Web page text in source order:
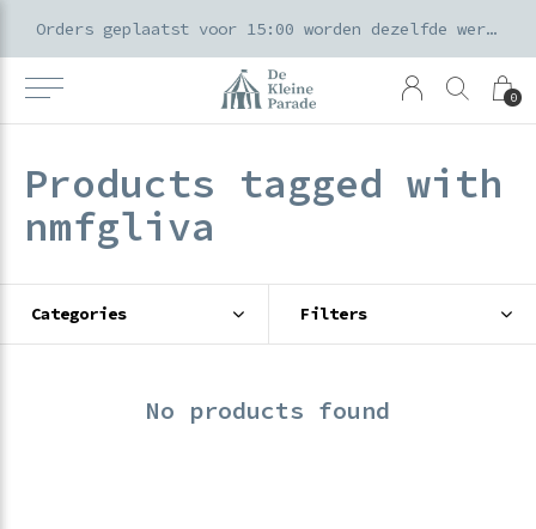
0
Orders geplaatst voor 15:00 worden dezelfde werkdag verzonden
Products tagged with
nmfgliva
Categories Filters
No products found